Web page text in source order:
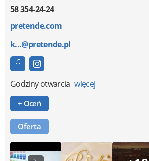
58 354-24-24
pretende.com
k...@pretende.pl
Godziny otwarcia więcej
+ Oceń
Oferta